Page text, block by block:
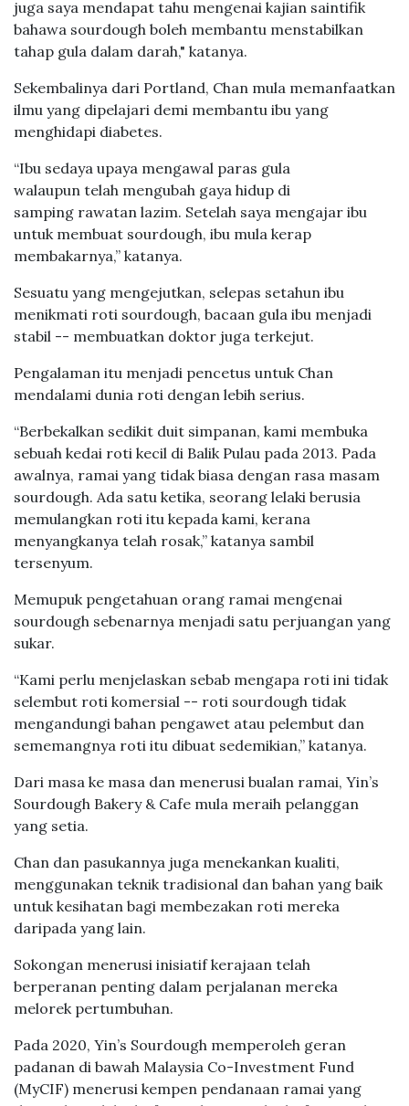
juga saya mendapat tahu mengenai kajian saintifik
bahawa sourdough boleh membantu menstabilkan
tahap gula dalam darah," katanya.
Sekembalinya dari Portland, Chan mula memanfaatkan
ilmu yang dipelajari demi membantu ibu yang
menghidapi diabetes.
“Ibu sedaya upaya mengawal paras gula
walaupun telah mengubah gaya hidup di
samping rawatan lazim. Setelah saya mengajar ibu
untuk membuat sourdough, ibu mula kerap
membakarnya,” katanya.
Sesuatu yang mengejutkan, selepas setahun ibu
menikmati roti sourdough, bacaan gula ibu menjadi
stabil -- membuatkan doktor juga terkejut.
Pengalaman itu menjadi pencetus untuk Chan
mendalami dunia roti dengan lebih serius.
“Berbekalkan sedikit duit simpanan, kami membuka
sebuah kedai roti kecil di Balik Pulau pada 2013. Pada
awalnya, ramai yang tidak biasa dengan rasa masam
sourdough. Ada satu ketika, seorang lelaki berusia
memulangkan roti itu kepada kami, kerana
menyangkanya telah rosak,” katanya sambil
tersenyum.
Memupuk pengetahuan orang ramai mengenai
sourdough sebenarnya menjadi satu perjuangan yang
sukar.
“Kami perlu menjelaskan sebab mengapa roti ini tidak
selembut roti komersial -- roti sourdough tidak
mengandungi bahan pengawet atau pelembut dan
sememangnya roti itu dibuat sedemikian,” katanya.
Dari masa ke masa dan menerusi bualan ramai, Yin’s
Sourdough Bakery & Cafe mula meraih pelanggan
yang setia.
Chan dan pasukannya juga menekankan kualiti,
menggunakan teknik tradisional dan bahan yang baik
untuk kesihatan bagi membezakan roti mereka
daripada yang lain.
Sokongan menerusi inisiatif kerajaan telah
berperanan penting dalam perjalanan mereka
melorek pertumbuhan.
Pada 2020, Yin’s Sourdough memperoleh geran
padanan di bawah Malaysia Co-Investment Fund
(MyCIF) menerusi kempen pendanaan ramai yang